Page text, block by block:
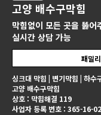
싱크대 막힘 | 변기막힘 | 하수
고양 배수구막힘
상호 : 막힘해결 119
사업자 등록 번호 : 365-16-
고양 배수구막힘
막힘없이 모든 곳을 뚫어
실시간 상담 가능
패밀